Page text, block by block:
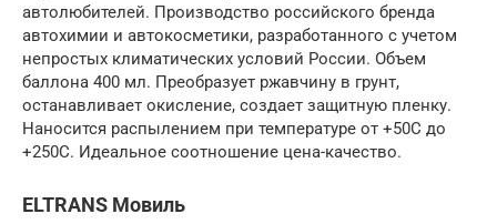
автолюбителей. Производство российского бренда
автохимии и автокосметики, разработанного с учетом
непростых климатических условий России. Объем
баллона 400 мл. Преобразует ржавчину в грунт,
останавливает окисление, создает защитную пленку.
Наносится распылением при температуре от +50С до
+250С. Идеальное соотношение цена-качество.
ELTRANS Мовиль